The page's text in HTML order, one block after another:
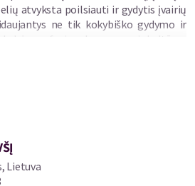
atvyksta poilsiauti ir gydytis įvairių
ne tik kokybiško gydymo ir
profesionalaus meno ir kultūros
„Druskininkų vasaros teatro
profesionalaus teatro meno židinys
ne tik turiningai praleisti laiką,
su festivalio datomis.
SANKRYŽA“ – tai unikalūs
(„Mano Druskininkai“, 2015-07-
tik teigiamų teatro žmonių atsiliepimų
Lietuva